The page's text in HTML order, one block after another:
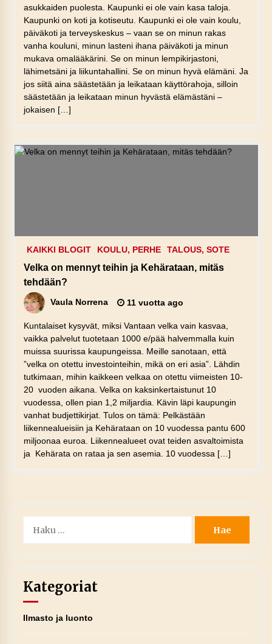
asukkaiden puolesta. Kaupunki ei ole vain kasa taloja.
Kaupunki on koti ja kotiseutu. Kaupunki ei ole vain koulu,
päiväkoti ja terveyskeskus – vaan se on minun rakas
vanha kouluni, minun lasteni ihana päiväkoti ja minun
mukava omalääkärini. Se on minun lempikirjastoni,
lähimetsäni ja liikuntahallini. Se on minun hyvä elämäni. Ja
jos siitä aina säästetään ja leikataan käyttörahoja, silloin
säästetään ja leikataan minun hyvästä elämästäni –
jokaisen […]
KAIKKI BLOGIT KOULU, PERHE TALOUS, SOTE
Velka on mennyt teihin ja Kehärataan, mitäs
tehdään?
Vaula Norrena 11 vuotta ago
Kuntalaiset kysyvät, miksi Vantaan velka vain kasvaa,
vaikka palvelut tuotetaan 1000 e/pää halvemmalla kuin
muissa suurissa kaupungeissa. Meille sanotaan, että
”velka on otettu investointeihin, mikä on eri asia”. Lähdin
tutkimaan, mihin kaikkeen velkaa on otettu viimeisten 10-
20 vuoden aikana. Velka on kaksinkertaistunut 10
vuodessa, ollen pian 1,2 miljardia. Kävin läpi kaupungin
vanhat budjettikirjat. Tulos on tämä: Pelkästään
liikennealueisiin ja Kehärataan on 10 vuodessa pantu 600
miljoonaa euroa. Liikennealueet ovat teiden asvaltoimista
ja Kehärata on rataa ja sen asemia. 10 vuodessa […]
Kategoriat
Ilmasto ja luonto